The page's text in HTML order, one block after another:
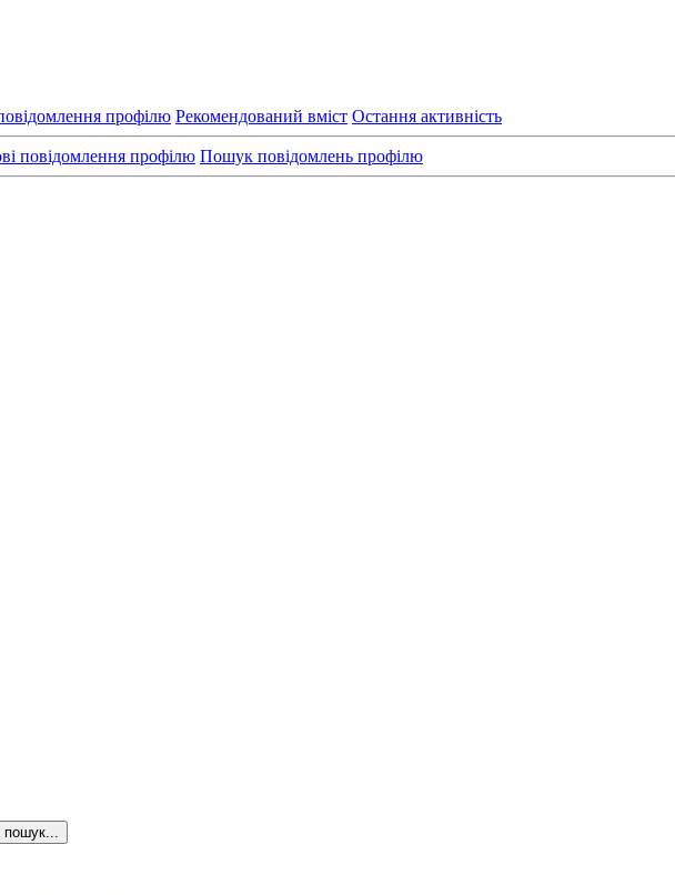
профілю Рекомендований вміст Остання активність
повідомлення профілю Пошук повідомлень профілю
пошук...